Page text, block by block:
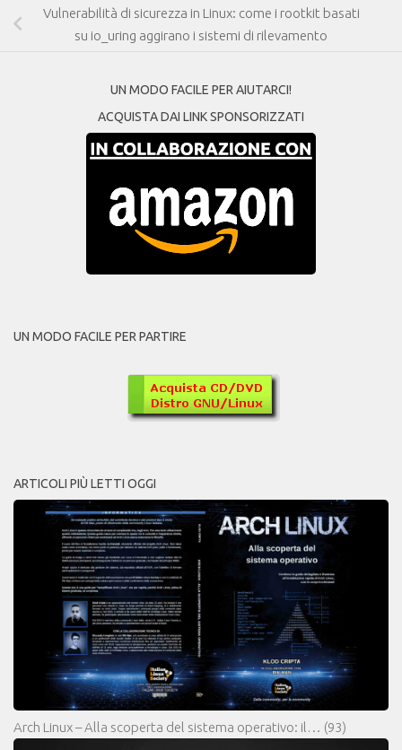
Vulnerabilità di sicurezza in Linux: come i rootkit basati
su io_uring aggirano i sistemi di rilevamento
UN MODO FACILE PER AIUTARCI!
ACQUISTA DAI LINK SPONSORIZZATI
UN MODO FACILE PER PARTIRE
ARTICOLI PIÙ LETTI OGGI
Arch Linux – Alla scoperta del sistema operativo: il… (93)